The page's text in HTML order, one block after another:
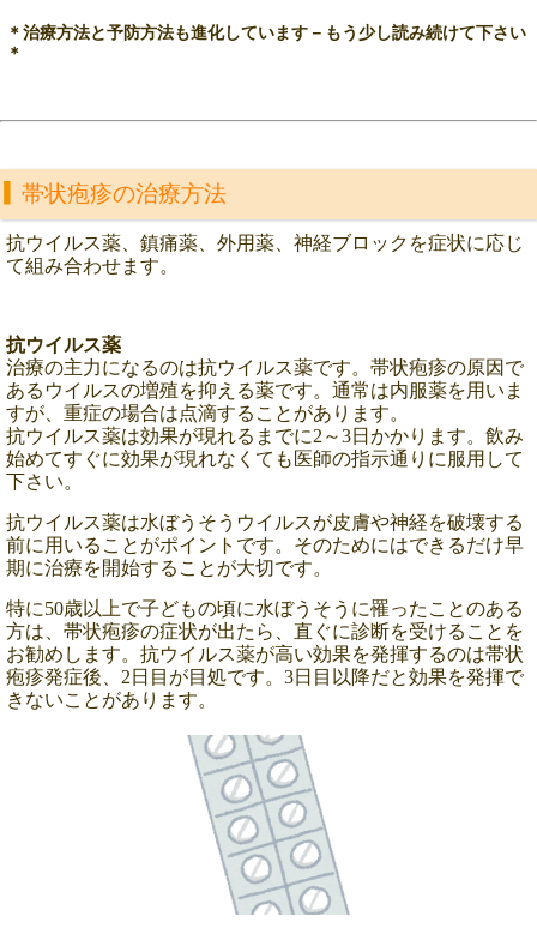
＊治療方法と予防方法も進化しています－もう少し読み続けて下さい
＊
帯状疱疹の治療方法
抗ウイルス薬、鎮痛薬、外用薬、神経ブロックを症状に応じ
て組み合わせます。
抗ウイルス薬
治療の主力になるのは抗ウイルス薬です。帯状疱疹の原因で
あるウイルスの増殖を抑える薬です。通常は内服薬を用いま
すが、重症の場合は点滴することがあります。
抗ウイルス薬は効果が現れるまでに2～3日かかります。飲み
始めてすぐに効果が現れなくても医師の指示通りに服用して
下さい。
抗ウイルス薬は水ぼうそうウイルスが皮膚や神経を破壊する
前に用いることがポイントです。そのためにはできるだけ早
期に治療を開始することが大切です。
特に50歳以上で子どもの頃に水ぼうそうに罹ったことのある
方は、帯状疱疹の症状が出たら、直ぐに診断を受けることを
お勧めします。抗ウイルス薬が高い効果を発揮するのは帯状
疱疹発症後、2日目が目処です。3日目以降だと効果を発揮で
きないことがあります。